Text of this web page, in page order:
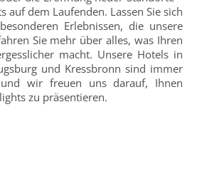
auf dem Laufenden. Lassen Sie sich
Erlebnissen, die unsere
Sie mehr über alles, was Ihren
macht. Unsere Hotels in
und Kressbronn sind immer
wir freuen uns darauf, Ihnen
zu präsentieren.